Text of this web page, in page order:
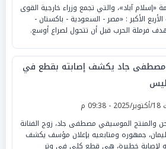
«إسلام آباد»، والتي تجمع وزراء خارجية القوى
الأربع الأكبر : «مصر - السعودية - باكستان -
فرملة الحرب قبل أن تتحول لصراع أوسع.
مصطفى جاد يكشف إصابته بقطع في
م
والمنتج الموسيقي مصطفى جاد، زوج الفنانة
جمهوره ومتابعيه بإعلان مؤسف يكشف
لإصابة خطيرة، هي قطع كلي في وتر